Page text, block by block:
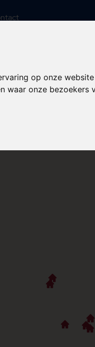
op onze
waar onze bezoekers